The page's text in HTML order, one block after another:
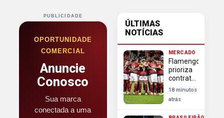
PUBLICIDADE
OPORTUNIDADE
COMERCIAL
Anuncie
Conosco
Sua marca
conectada a uma
ÚLTIMAS
NOTÍCIAS
MERCADO
Flamengo
prioriza
contratação
de Luiz
Henrique
e esfria
18 minutos
atrás